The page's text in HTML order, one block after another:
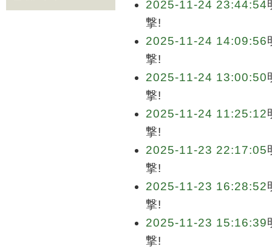
2025-11-24 23:44:54
撃!
2025-11-24 14:09:56
撃!
2025-11-24 13:00:50
撃!
2025-11-24 11:25:12
撃!
2025-11-23 22:17:05
撃!
2025-11-23 16:28:52
撃!
2025-11-23 15:16:39
撃!